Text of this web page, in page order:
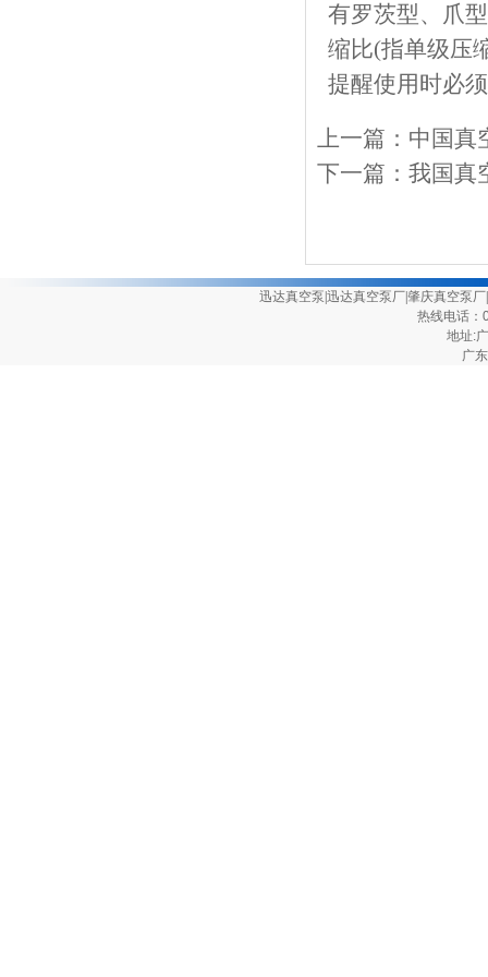
有罗茨型、爪
缩比(指单级压
提醒使用时必
上一篇： 中国真
下一篇： 我国真
迅达真空泵 迅达真空泵厂|肇庆真空泵厂|
热线电话
地址:
广